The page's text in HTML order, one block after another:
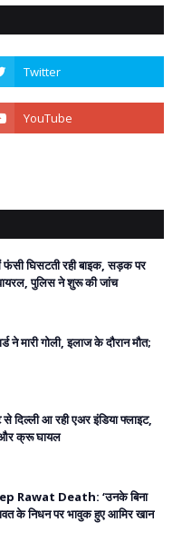
घिसटती रही बाइक, सड़क पर
पुलिस ने शुरू की जांच
ने मारी गोली, इलाज के दौरान मौत;
दिल्ली आ रही एअर इंडिया फ्लाइट,
और क्रू घायल
Rawat Death: ‘उनके बिना
के निधन पर भावुक हुए आमिर खान